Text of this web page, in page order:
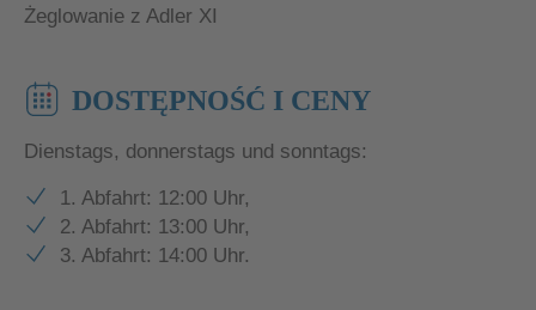
Żeglowanie z Adler XI
DOSTĘPNOŚĆ I CENY
Dienstags, donnerstags und sonntags:
1. Abfahrt: 12:00 Uhr,
2. Abfahrt: 13:00 Uhr,
3. Abfahrt: 14:00 Uhr.